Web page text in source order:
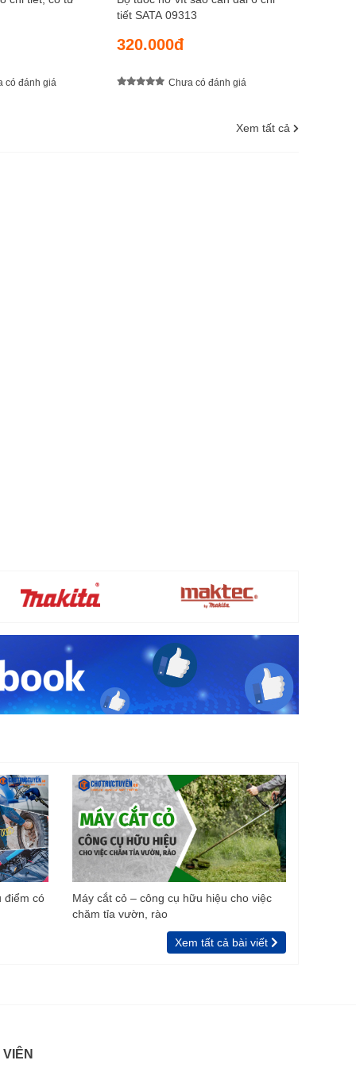
có đánh giá
tiết SATA 09313
320.000đ
Chưa có đánh giá
Xem tất cả
điểm có
Máy cắt cỏ – công cụ hữu hiệu cho việc
chăm tỉa vườn, rào
Xem tất cả bài viết